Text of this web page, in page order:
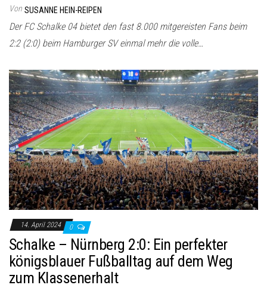
Von SUSANNE HEIN-REIPEN
Der FC Schalke 04 bietet den fast 8.000 mitgereisten Fans beim
2:2 (2:0) beim Hamburger SV einmal mehr die volle…
14. April 2024 0
Schalke – Nürnberg 2:0: Ein perfekter
königsblauer Fußballtag auf dem Weg
zum Klassenerhalt